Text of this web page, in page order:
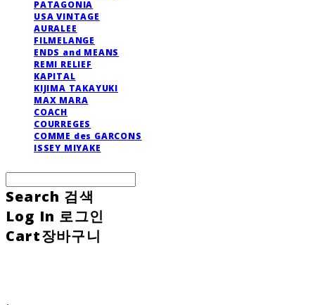
PATAGONIA
USA VINTAGE
AURALEE
FILMELANGE
ENDS and MEANS
REMI RELIEF
KAPITAL
KIJIMA TAKAYUKI
MAX MARA
COACH
COURREGES
COMME des GARCONS
ISSEY MIYAKE
Search 검색
Log In 로그인
Cart장바구니